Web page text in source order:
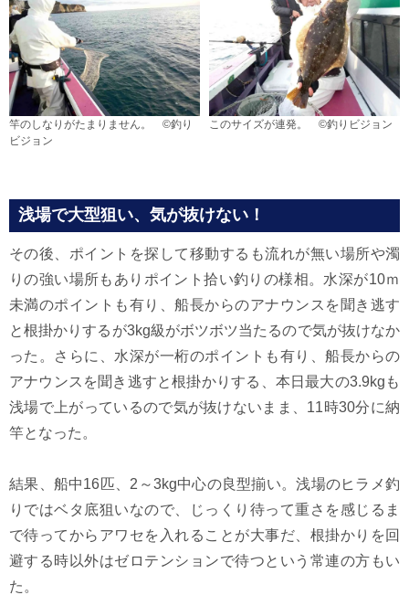
竿のしなりがたまりません。 ©釣り
ビジョン
このサイズが連発。 ©釣りビジョン
浅場で大型狙い、気が抜けない！
その後、ポイントを探して移動するも流れが無い場所や濁
りの強い場所もありポイント拾い釣りの様相。水深が10ｍ
未満のポイントも有り、船長からのアナウンスを聞き逃す
と根掛かりするが3kg級がボツボツ当たるので気が抜けなか
った。さらに、水深が一桁のポイントも有り、船長からの
アナウンスを聞き逃すと根掛かりする、本日最大の3.9kgも
浅場で上がっているので気が抜けないまま、11時30分に納
竿となった。
結果、船中16匹、2～3kg中心の良型揃い。浅場のヒラメ釣
りではベタ底狙いなので、じっくり待って重さを感じるま
で待ってからアワセを入れることが大事だ、根掛かりを回
避する時以外はゼロテンションで待つという常連の方もい
た。